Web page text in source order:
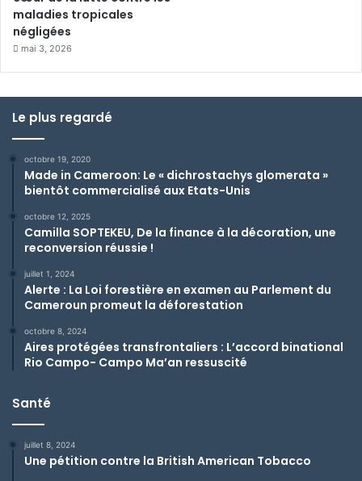
maladies tropicales
négligées
mai 3, 2026
Le plus regardé
octobre 19, 2020
Made in Cameroon: Le « dichrostachys glomerata »
bientôt commercialisé aux Etats-Unis
octobre 12, 2025
Camilla SOPTEKEU, De la finance à la décoration, une
reconversion réussie !
juillet 1, 2024
Alerte : La Loi forestière en examen au Parlement du
Cameroun promeut la déforestation
octobre 8, 2024
Aires protégées transfrontaliers : L’accord binational
Rio Campo- Campo Ma’an ressuscité
Santé
juillet 8, 2024
Une pétition contre la British American Tobacco